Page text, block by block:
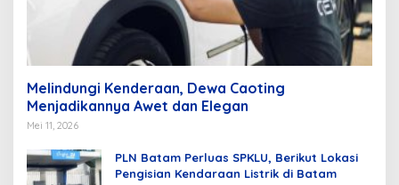
Melindungi Kenderaan, Dewa Caoting
Menjadikannya Awet dan Elegan
Mei 11, 2026
PLN Batam Perluas SPKLU, Berikut Lokasi
Pengisian Kendaraan Listrik di Batam